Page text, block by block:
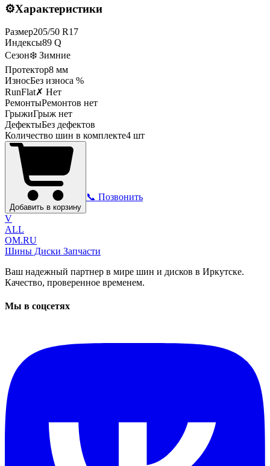
⚙️Характеристики
Размер205/50 R17
Индексы89 Q
Сезон❄️ Зимние
Протектор8 мм
ИзносБез износа %
RunFlat✗ Нет
РемонтыРемонтов нет
ГрыжиГрыж нет
ДефектыБез дефектов
Количество шин в комплекте4 шт
Добавить в корзину
📞 Позвонить
V
ALL
OM.RU
Шины Диски Запчасти
Ваш надежный партнер в мире шин и дисков в Иркутске.
Качество, проверенное временем.
Мы в соцсетях